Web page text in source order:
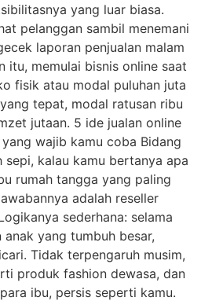
yang luar biasa.
pelanggan sambil menemani
laporan penjualan malam
itu, memulai bisnis online saat
fisik atau modal puluhan juta
tepat, modal ratusan ribu
jutaan. 5 ide jualan online
wajib kamu coba Bidang
kalau kamu bertanya apa
rumah tangga yang paling
adalah reseller
sederhana: selama
yang tumbuh besar,
Tidak terpengaruh musim,
produk fashion dewasa, dan
ibu, persis seperti kamu.